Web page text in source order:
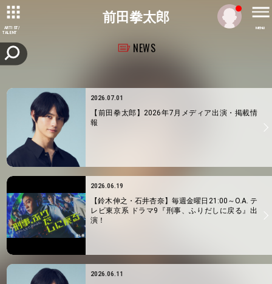
ARTIST/
TALENT
MENU
前田拳太郎
NEWS
2026.07.01
【前田拳太郎】2026年7月メディア出演・掲載情
報
2026.06.19
【鈴木伸之・石井杏奈】毎週金曜日21:00～O.A. テ
レビ東京系 ドラマ9『刑事、ふりだしに戻る』出
演！
2026.06.11